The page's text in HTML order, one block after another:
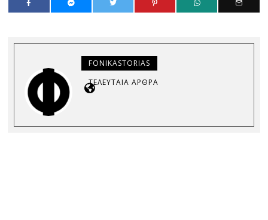
FONIKASTORIAS
ΤΕΛΕΥΤΑΊΑ ΆΡΘΡΑ